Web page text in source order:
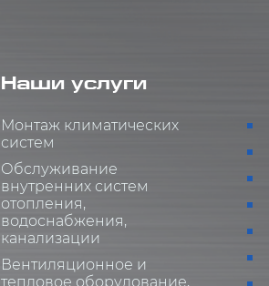
Наши услуги
Монтаж климатических
систем
Обслуживание
внутренних систем
отопления,
водоснабжения,
канализации
Вентиляционное и
тепловое оборудование,